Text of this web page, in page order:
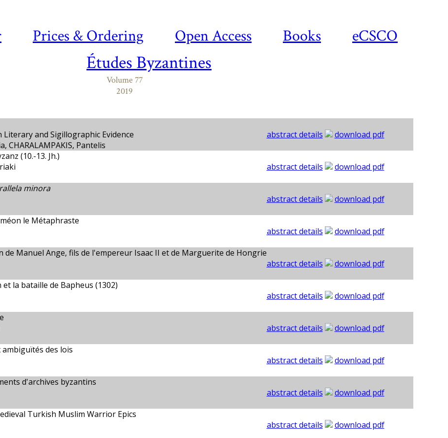
Prices & Ordering Open Access Books eCSCO
Études Byzantines
Volume 77
2019
and Sigillographic Evidence
CHARALAMPAKIS, Pantelis
abstract details
download pdf
(10.-13. Jh.)
abstract details
download pdf
minora
abstract details
download pdf
le Métaphraste
abstract details
download pdf
de Manuel Ange, fils de l'empereur Isaac II et de Marguerite de Hongrie
abstract details
download pdf
la bataille de Bapheus (1302)
abstract details
download pdf
abstract details
download pdf
des lois
abstract details
download pdf
d'archives byzantins
abstract details
download pdf
Turkish Muslim Warrior Epics
abstract details download pdf